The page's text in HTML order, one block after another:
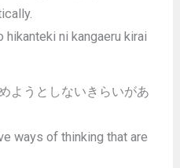
hikanteki ni kangaeru kirai
ようとしないきらいがあ
ways of thinking that are